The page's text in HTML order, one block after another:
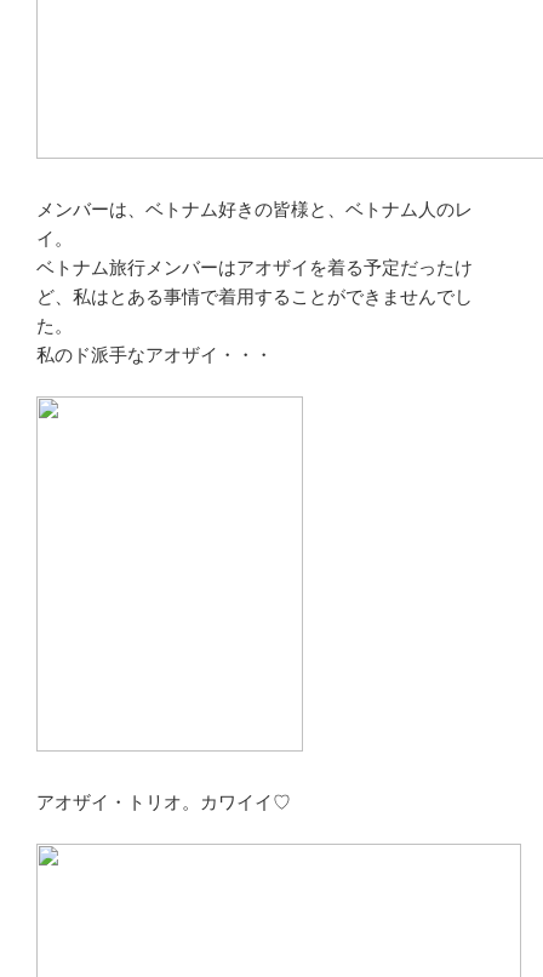
メンバーは、ベトナム好きの皆様と、ベトナム人のレ
イ。
ベトナム旅行メンバーはアオザイを着る予定だったけ
ど、私はとある事情で着用することができませんでし
た。
私のド派手なアオザイ・・・
アオザイ・トリオ。カワイイ♡